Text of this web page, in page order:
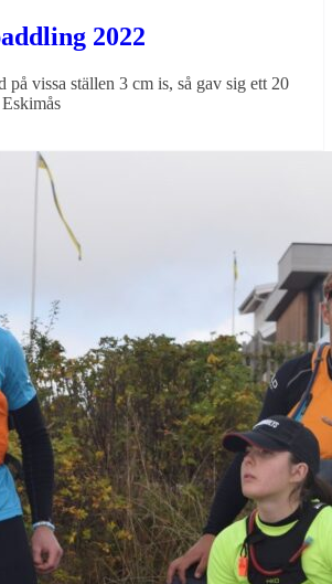
2022
på vissa ställen 3 cm is, så gav sig ett 20